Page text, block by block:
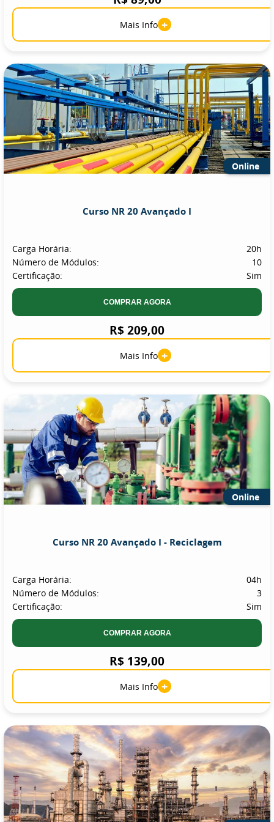
Mais Info +
Online
Curso NR 20 Avançado I
Carga Horária:
20h
Número de Módulos:
10
Certificação:
Sim
COMPRAR AGORA
R$ 209,00
Mais Info +
Online
Curso NR 20 Avançado I - Reciclagem
Carga Horária:
04h
Número de Módulos:
3
Certificação:
Sim
COMPRAR AGORA
R$ 139,00
Mais Info +